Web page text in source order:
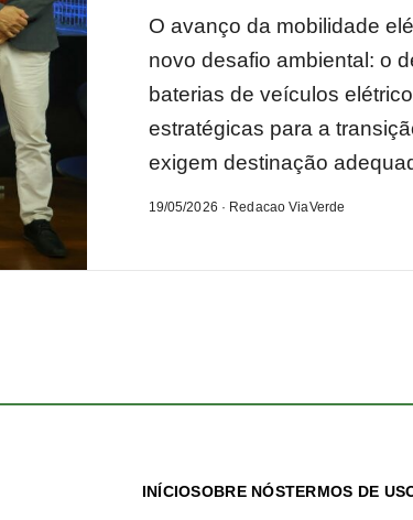
O avanço da mobilidade
novo desafio ambiental: o
baterias de veículos
estratégicas para a
exigem destinação
19/05/2026 · Redacao ViaVerde
INÍCIOSOBRE NÓSTERMOS DE